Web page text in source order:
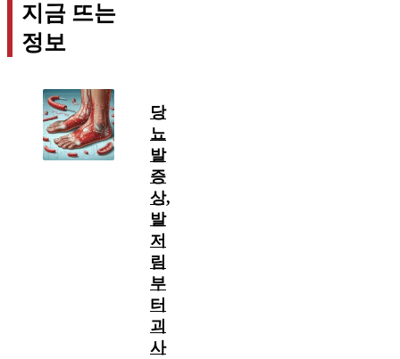
지금 뜨는
정보
당
뇨
발
증
상,
발
저
림
부
터
괴
사